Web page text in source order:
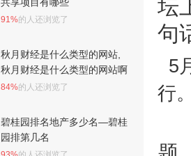
坛
句
5
行
91%的人还浏览了
秋月财经是什么类型的网站,
秋月财经是什么类型的网站啊
84%的人还浏览了
碧桂园排名地产多少名—碧桂
园排第几名